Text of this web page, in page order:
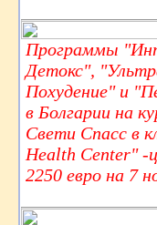
Программы
Детокс",
Похудение" и
в Болгарии на
Свети Спасс в
Health Center" -
2250 евро на 7